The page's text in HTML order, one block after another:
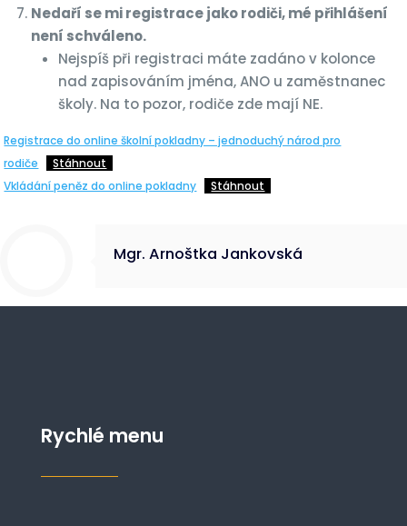
Nedaří se mi registrace jako rodiči, mé přihlášení
není schváleno.
Nejspíš při registraci máte zadáno v kolonce
nad zapisováním jména, ANO u zaměstnanec
školy. Na to pozor, rodiče zde mají NE.
Registrace do online školní pokladny – jednoduchý národ pro
rodiče
Stáhnout
Vkládání peněz do online pokladny
Stáhnout
Mgr. Arnoštka Jankovská
Rychlé menu